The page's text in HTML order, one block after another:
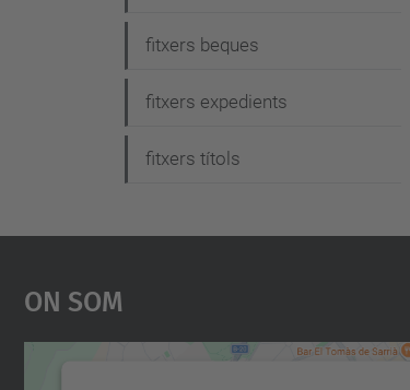
a
c
ó
fitxers beques
fitxers expedients
fitxers títols
On Som